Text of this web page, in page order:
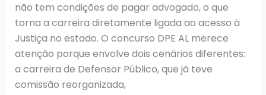
não tem condições de pagar advogado, o que
torna a carreira diretamente ligada ao acesso à
Justiça no estado. O concurso DPE AL merece
atenção porque envolve dois cenários diferentes:
a carreira de Defensor Público, que já teve
comissão reorganizada,